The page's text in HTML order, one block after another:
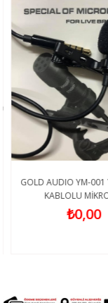
GOLD AUDIO YM-001
KABLOLU
₺0,00